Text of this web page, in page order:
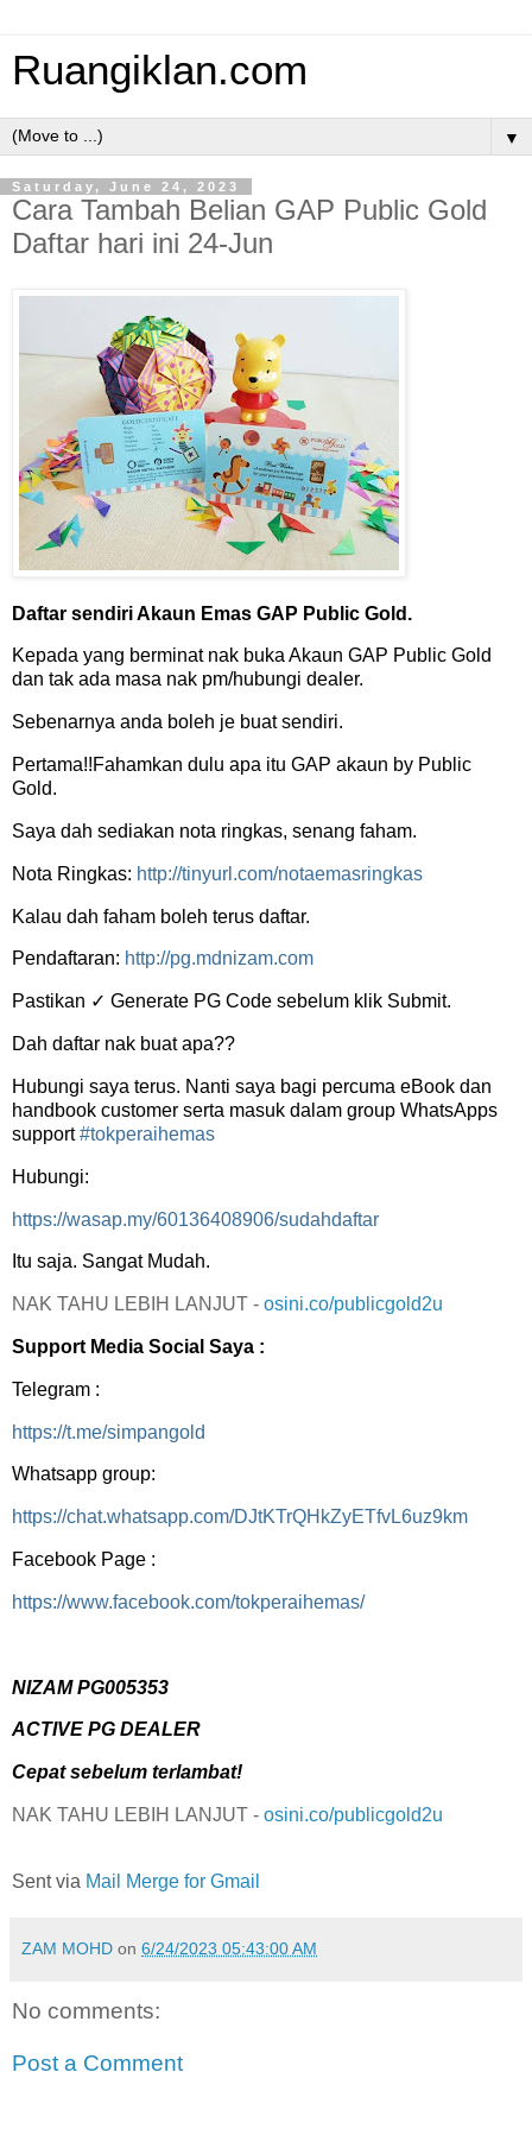
Ruangiklan.com
▼
Saturday, June 24, 2023
Cara Tambah Belian GAP Public Gold
Daftar hari ini 24-Jun
Daftar sendiri Akaun Emas GAP Public Gold.
Kepada yang berminat nak buka Akaun GAP Public Gold
dan tak ada masa nak pm/hubungi dealer.
Sebenarnya anda boleh je buat sendiri.
Pertama!!Fahamkan dulu apa itu GAP akaun by Public
Gold.
Saya dah sediakan nota ringkas, senang faham.
Nota Ringkas: http://tinyurl.com/notaemasringkas
Kalau dah faham boleh terus daftar.
Pendaftaran: http://pg.mdnizam.com
Pastikan ✓ Generate PG Code sebelum klik Submit.
Dah daftar nak buat apa??
Hubungi saya terus. Nanti saya bagi percuma eBook dan
handbook customer serta masuk dalam group WhatsApps
support#tokperaihemas
Hubungi:
https://wasap.my/60136408906/sudahdaftar
Itu saja. Sangat Mudah.
NAK TAHU LEBIH LANJUT - osini.co/publicgold2u
Support Media Social Saya :
Telegram :
https://t.me/simpangold
Whatsapp group:
https://chat.whatsapp.com/DJtKTrQHkZyETfvL6uz9km
Facebook Page :
https://www.facebook.com/tokperaihemas/
NIZAM PG005353
ACTIVE PG DEALER
Cepat sebelum terlambat!
NAK TAHU LEBIH LANJUT - osini.co/publicgold2u
Sent via Mail Merge for Gmail
ZAM MOHD on 6/24/2023 05:43:00 AM
No comments:
Post a Comment